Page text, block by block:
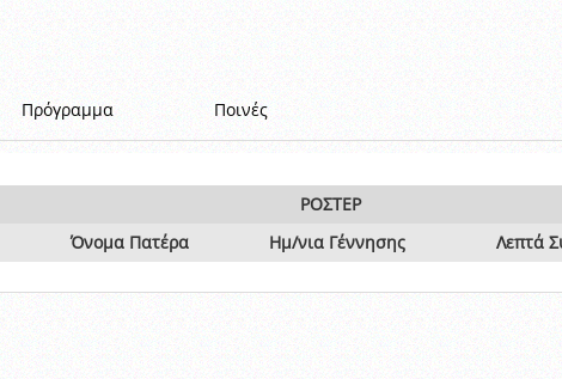
Πρόγραμμα Ποινές
ΡΟΣΤΕΡ
Όνομα Πατέρα Ημ/νια Γέννησης Λεπτά